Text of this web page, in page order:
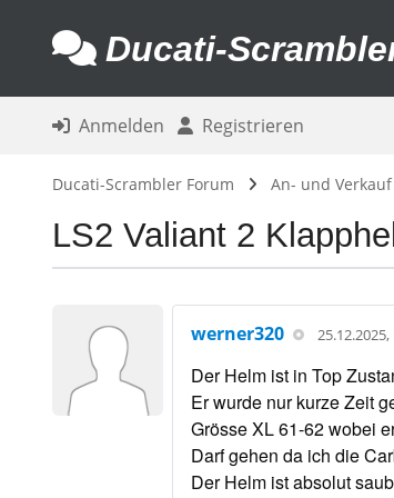
Ducati-
Anmelden Registrieren
Ducati-Scrambler Forum An- und Verkauf
LS2 Valiant 2
werner320 25.12.2025,
Der Helm ist in Top
Er wurde nur kurze Zeit
Grösse XL 61-62 wobei
Darf gehen da ich die
Der Helm ist absolut